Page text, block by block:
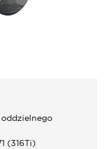
(316Ti)